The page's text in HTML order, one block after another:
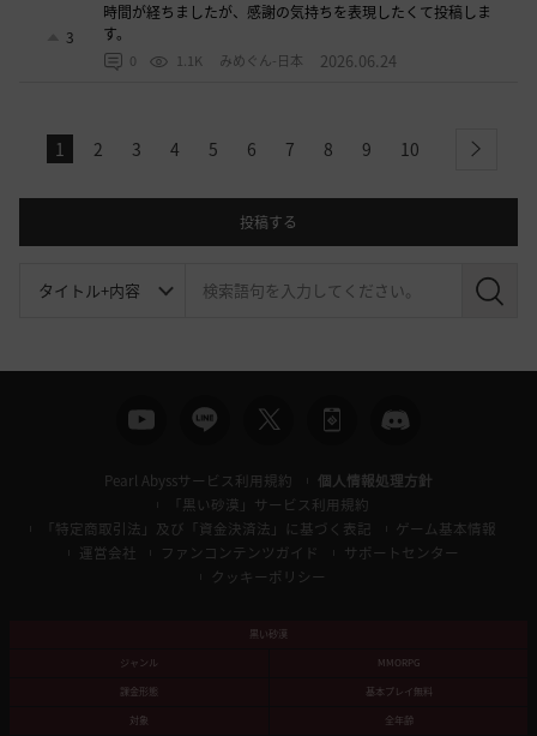
3
時間が経ちましたが、感謝の気持ちを表現したくて投稿しま
す。
0 1.1K みめぐん-日本 2026.06.24
1 2 3 4 5 6 7 8 9 10 next
投稿する
検
Pearl Abyssサービス利用規約
個人情報処理方針
「黒い砂漠」サービス利用規約
「特定商取引法」及び「資金決済法」に基づく表記
ゲーム基本情報
運営会社
ファンコンテンツガイド
サポートセンター
クッキーポリシー
黒い砂漠
ジャンル
MMORPG
課金形態
基本プレイ無料
対象
全年齢